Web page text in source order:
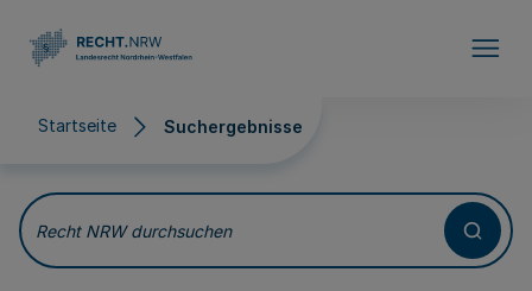
Startseite Suchergebnisse
Suchergebnisse
Recht NRW durchsuchen